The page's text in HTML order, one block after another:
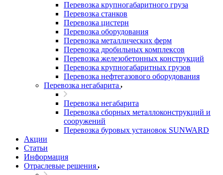
Перевозка крупногабаритного груза
Перевозка станков
Перевозка цистерн
Перевозка оборудования
Перевозка металлических ферм
Перевозка дробильных комплексов
Перевозка железобетонных конструкций
Перевозка крупногабаритных грузов
Перевозка нефтегазового оборудования
Перевозка негабарита
Перевозка негабарита
Перевозка сборных металлоконструкций и
сооружений
Перевозка буровых установок SUNWARD
Акции
Статьи
Информация
Отраслевые решения